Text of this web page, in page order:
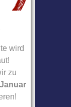
wird
zu